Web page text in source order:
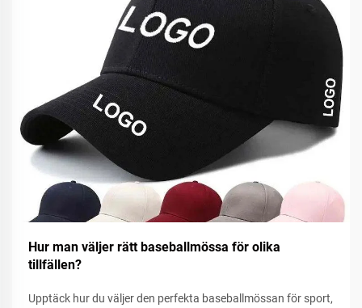
Hur man väljer rätt baseballmössa för olika
tillfällen?
Upptäck hur du väljer den perfekta baseballmössan för sport,